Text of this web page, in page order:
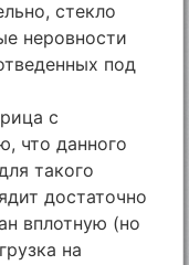
стекло
неровности
под
с
что данного
такого
достаточно
вплотную (но
на